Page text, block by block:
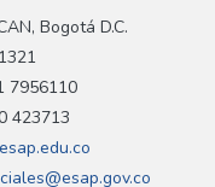
Bogotá D.C.
7956110
423713